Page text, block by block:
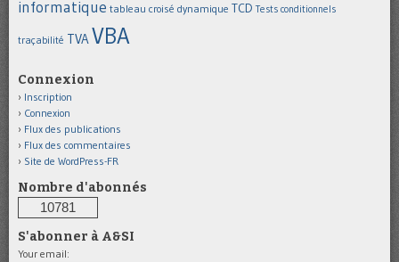
informatique tableau croisé dynamique TCD Tests conditionnels
traçabilité TVAVBA
Connexion
Inscription
Connexion
Flux des publications
Flux des commentaires
Site de WordPress-FR
Nombre d'abonnés
10781
S'abonner à A&SI
Your email: